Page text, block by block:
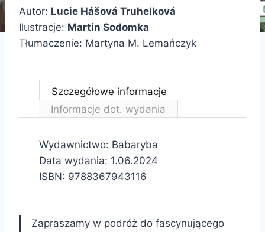
Autor: Lucie Hášová Truhelková
Ilustracje: Martin Sodomka
Tłumaczenie: Martyna M. Lemańczyk
Szczegółowe informacje
Informacje dot. wydania
Wydawnictwo: Babaryba
Data wydania: 1.06.2024
ISBN: 9788367943116
Zapraszamy w podróż do fascynującego